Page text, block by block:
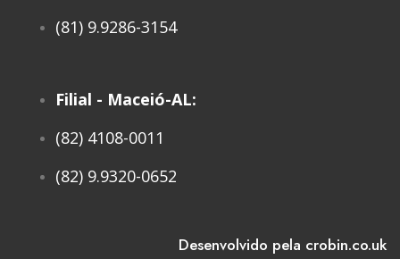
(81) 9.9286-3154
Filial - Maceió-AL:
(82) 4108-0011
(82) 9.9320-0652
Desenvolvido pela crobin.co.uk